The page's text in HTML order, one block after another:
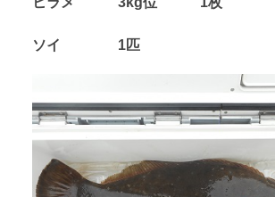
ソイ 1匹